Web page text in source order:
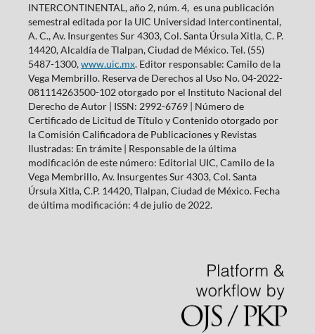
INTERCONTINENTAL, año 2, núm. 4, es una publicación
semestral editada por la UIC Universidad Intercontinental,
A. C., Av. Insurgentes Sur 4303, Col. Santa Úrsula Xitla, C. P.
14420, Alcaldía de Tlalpan, Ciudad de México. Tel. (55)
5487-1300,www.uic.mx. Editor responsable: Camilo de la
Vega Membrillo. Reserva de Derechos al Uso No. 04-2022-
081114263500-102 otorgado por el Instituto Nacional del
Derecho de Autor | ISSN: 2992-6769 | Número de
Certificado de Licitud de Título y Contenido otorgado por
la Comisión Calificadora de Publicaciones y Revistas
Ilustradas: En trámite | Responsable de la última
modificación de este número: Editorial UIC, Camilo de la
Vega Membrillo, Av. Insurgentes Sur 4303, Col. Santa
Úrsula Xitla, C.P. 14420, Tlalpan, Ciudad de México. Fecha
de última modificación: 4 de julio de 2022.